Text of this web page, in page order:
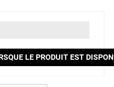
LE PRODUIT EST